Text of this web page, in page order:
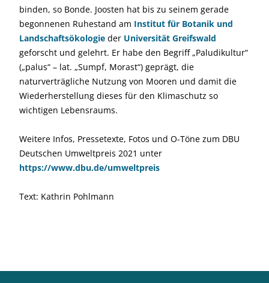
binden, so Bonde. Joosten hat bis zu seinem gerade
begonnenen Ruhestand am Institut für Botanik und
Landschaftsökologie der Universität Greifswald
geforscht und gelehrt. Er habe den Begriff „Paludikultur“
(„palus“ – lat. „Sumpf, Morast“) geprägt, die
naturverträgliche Nutzung von Mooren und damit die
Wiederherstellung dieses für den Klimaschutz so
wichtigen Lebensraums.
Weitere Infos, Pressetexte, Fotos und O-Töne zum DBU
Deutschen Umweltpreis 2021 unter
https://www.dbu.de/umweltpreis
Text: Kathrin Pohlmann